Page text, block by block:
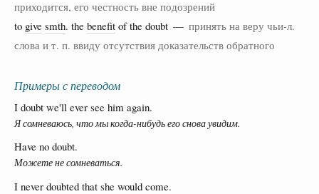
приходится, его честность вне подозрений
to give smth. the benefit of the doubt — принять на веру чьи-л.
слова и т. п. ввиду отсутствия доказательств обратного
Примеры с переводом
I doubt we'll ever see him again.
Я сомневаюсь, что мы когда-нибудь его снова увидим.
Have no doubt.
Можете не сомневаться.
I never doubted that she would come.